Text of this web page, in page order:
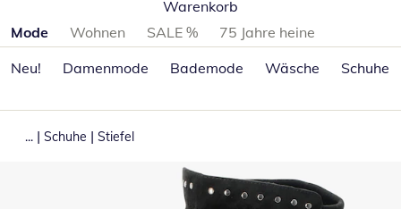
Warenkorb
Produktkategorien überspringen
Mode Wohnen SALE %
75 Jahre heine
Neu!
Damenmode Bademode Wäsche Schuhe
... | Schuhe | Stiefel